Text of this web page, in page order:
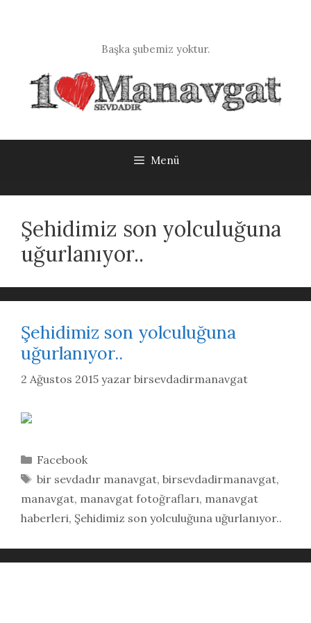
Başka şubemiz yoktur.
Menü
Şehidimiz son yolculuğuna
uğurlanıyor..
Şehidimiz son yolculuğuna
uğurlanıyor..
2 Ağustos 2015 yazar birsevdadirmanavgat
Kategoriler
Facebook
Etiketler
bir sevdadır manavgat, birsevdadirmanavgat,
manavgat, manavgat fotoğrafları, manavgat
haberleri, Şehidimiz son yolculuğuna uğurlanıyor..